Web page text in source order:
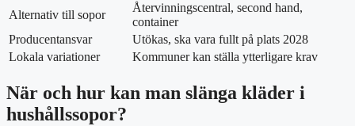
Alternativ till sopor
Återvinningscentral, second hand,
container
Producentansvar
Utökas, ska vara fullt på plats 2028
Lokala variationer
Kommuner kan ställa ytterligare krav
När och hur kan man slänga kläder i
hushållssopor?